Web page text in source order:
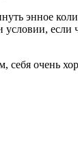
энное
очень